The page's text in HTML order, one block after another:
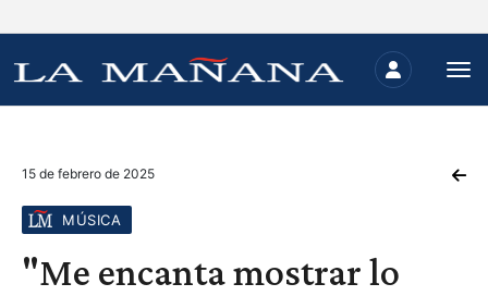
15 de febrero de 2025
MÚSICA
"Me encanta mostrar lo